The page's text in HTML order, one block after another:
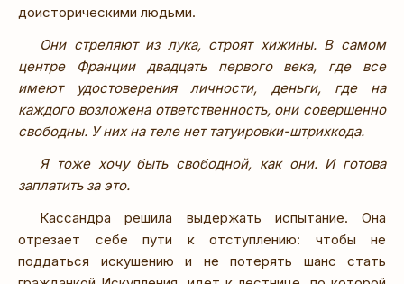
доисторическими людьми.
Они стреляют из лука, строят хижины. В самом
центре Франции двадцать первого века, где все
имеют удостоверения личности, деньги, где на
каждого возложена ответственность, они совершенно
свободны. У них на теле нет татуировки-штрихкода.
Я тоже хочу быть свободной, как они. И готова
заплатить за это.
Кассандра решила выдержать испытание. Она
отрезает себе пути к отступлению: чтобы не
поддаться искушению и не потерять шанс стать